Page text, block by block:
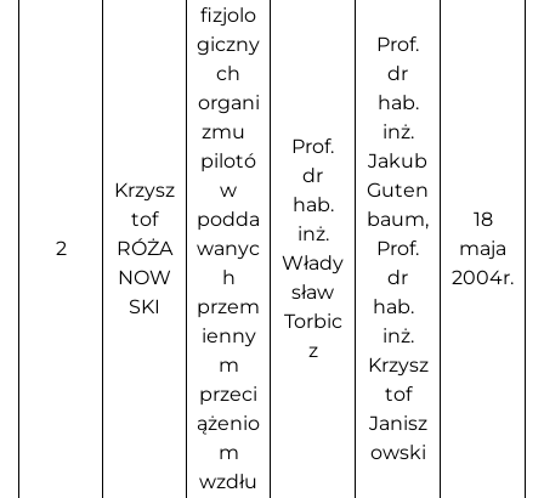
2
Krzysz
tof
RÓŻA
NOW
SKI
fizjolo
giczny
ch
organi
zmu
pilotó
w
podda
wanyc
h
przem
ienny
m
przeci
ążenio
m
wzdłu
Prof.
dr
hab.
inż.
Włady
sław
Torbic
z
Prof.
dr
hab.
inż.
Jakub
Guten
baum,
Prof.
dr
hab.
inż.
Krzysz
tof
Janisz
owski
18
maja
2004r.